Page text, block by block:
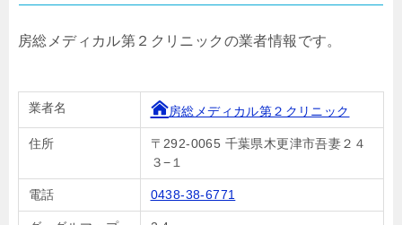
房総メディカル第２クリニックの業者情報です。
業者名 房総メディカル第２クリニック
住所
〒292-0065 千葉県木更津市吾妻２４
３−１
電話 0438-38-6771